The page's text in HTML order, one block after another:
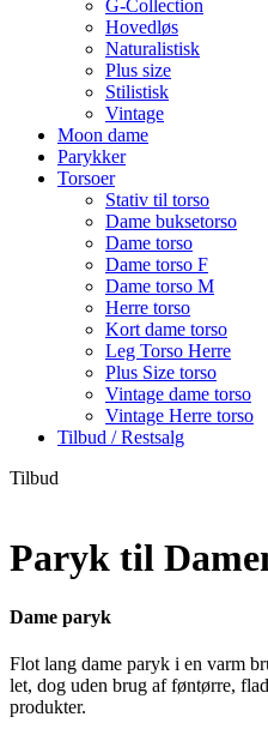
G-Collection
Hovedløs
Naturalistisk
Plus size
Stilistisk
Vintage
Moon dame
Parykker
Torsoer
Stativ til torso
Dame buksetorso
Dame torso
Dame torso F
Dame torso M
Herre torso
Kort dame torso
Leg Torso Herre
Plus Size torso
Vintage dame torso
Vintage Herre torso
Tilbud / Restsalg
Tilbud
Paryk til
Dame paryk
Flot lang dame paryk i en varm
let, dog uden brug af føntørre,
produkter.